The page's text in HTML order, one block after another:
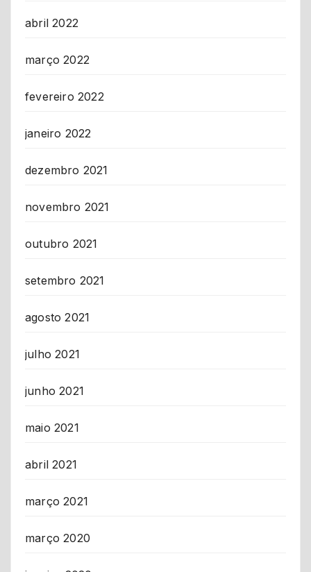
abril 2022
março 2022
fevereiro 2022
janeiro 2022
dezembro 2021
novembro 2021
outubro 2021
setembro 2021
agosto 2021
julho 2021
junho 2021
maio 2021
abril 2021
março 2021
março 2020